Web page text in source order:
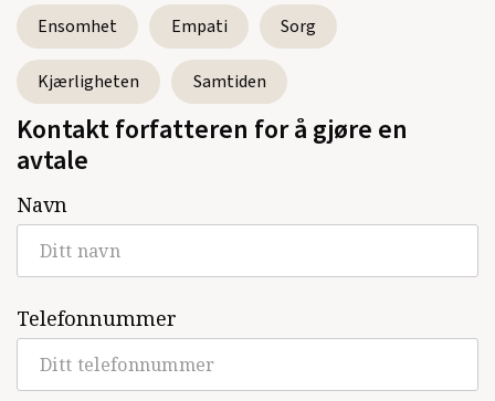
Ensomhet Empati Sorg
Kjærligheten Samtiden
Kontakt forfatteren for å gjøre en
avtale
Navn
Telefonnummer